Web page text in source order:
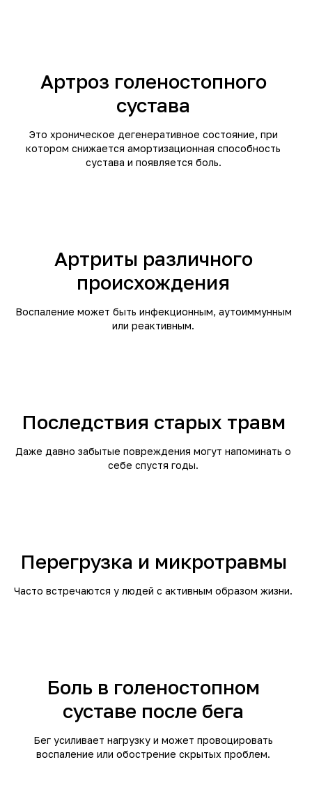
Артроз голеностопного
сустава
Это хроническое дегенеративное состояние, при
котором снижается амортизационная способность
сустава и появляется боль.
Артриты различного
происхождения
Воспаление может быть инфекционным, аутоиммунным
или реактивным.
Последствия старых травм
Даже давно забытые повреждения могут напоминать о
себе спустя годы.
Перегрузка и микротравмы
Часто встречаются у людей с активным образом жизни.
Боль в голеностопном
суставе после бега
Бег усиливает нагрузку и может провоцировать
воспаление или обострение скрытых проблем.